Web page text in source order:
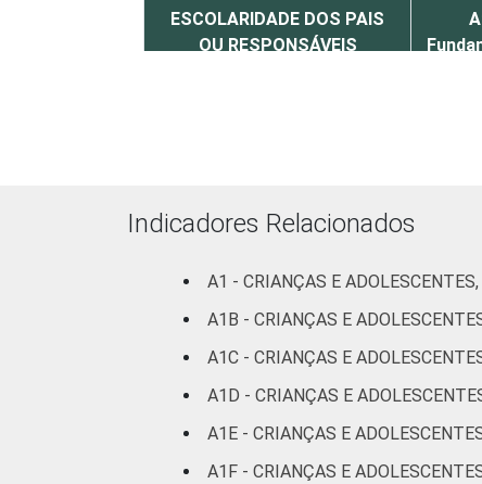
ESCOLARIDADE DOS PAIS
OU RESPONSÁVEIS
OU DO ADOLESCENTE
Indicadores Relacionados
A1 - CRIANÇAS E
A1B - CRIANÇAS E
A1C - CRIANÇAS E
A1D - CRIANÇAS E
A1E - CRIANÇAS E
A1F - CRIANÇAS E